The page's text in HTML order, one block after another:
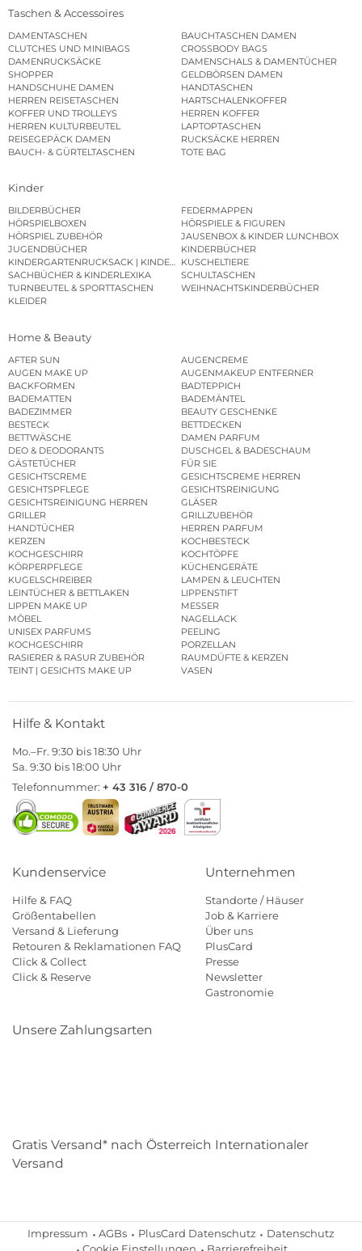
Taschen & Accessoires
DAMENTASCHEN
BAUCHTASCHEN DAMEN
CLUTCHES UND MINIBAGS
CROSSBODY BAGS
DAMENRUCKSÄCKE
DAMENSCHALS & DAMENTÜCHER
SHOPPER
GELDBÖRSEN DAMEN
HANDSCHUHE DAMEN
HANDTASCHEN
HERREN REISETASCHEN
HARTSCHALENKOFFER
KOFFER UND TROLLEYS
HERREN KOFFER
HERREN KULTURBEUTEL
LAPTOPTASCHEN
REISEGEPÄCK DAMEN
RUCKSÄCKE HERREN
BAUCH- & GÜRTELTASCHEN
TOTE BAG
Kinder
BILDERBÜCHER
FEDERMAPPEN
HÖRSPIELBOXEN
HÖRSPIELE & FIGUREN
HÖRSPIEL ZUBEHÖR
JAUSENBOX & KINDER LUNCHBOX
JUGENDBÜCHER
KINDERBÜCHER
KINDERGARTENRUCKSACK | KINDERGARTENBEUTEL
KUSCHELTIERE
SACHBÜCHER & KINDERLEXIKA
SCHULTASCHEN
TURNBEUTEL & SPORTTASCHEN
WEIHNACHTSKINDERBÜCHER
KLEIDER
Home & Beauty
AFTER SUN
AUGENCREME
AUGEN MAKE UP
AUGENMAKEUP ENTFERNER
BACKFORMEN
BADTEPPICH
BADEMATTEN
BADEMÄNTEL
BADEZIMMER
BEAUTY GESCHENKE
BESTECK
BETTDECKEN
BETTWÄSCHE
DAMEN PARFUM
DEO & DEODORANTS
DUSCHGEL & BADESCHAUM
GÄSTETÜCHER
FÜR SIE
GESICHTSCREME
GESICHTSCREME HERREN
GESICHTSPFLEGE
GESICHTSREINIGUNG
GESICHTSREINIGUNG HERREN
GLÄSER
GRILLER
GRILLZUBEHÖR
HANDTÜCHER
HERREN PARFUM
KERZEN
KOCHBESTECK
KOCHGESCHIRR
KOCHTÖPFE
KÖRPERPFLEGE
KÜCHENGERÄTE
KUGELSCHREIBER
LAMPEN & LEUCHTEN
LEINTÜCHER & BETTLAKEN
LIPPENSTIFT
LIPPEN MAKE UP
MESSER
MÖBEL
NAGELLACK
UNISEX PARFUMS
PEELING
KOCHGESCHIRR
PORZELLAN
RASIERER & RASUR ZUBEHÖR
RAUMDÜFTE & KERZEN
TEINT | GESICHTS MAKE UP
VASEN
Hilfe & Kontakt
Mo.–Fr. 9:30 bis 18:30 Uhr
Sa. 9:30 bis 18:00 Uhr
Telefonnummer: + 43 316 / 870-0
Kundenservice
Hilfe & FAQ
Größentabellen
Versand & Lieferung
Retouren & Reklamationen FAQ
Click & Collect
Click & Reserve
Unternehmen
Standorte / Häuser
Job & Karriere
Über uns
PlusCard
Presse
Newsletter
Gastronomie
Unsere Zahlungsarten
Gratis Versand* nach Österreich Internationaler
Versand
Impressum AGBs PlusCard Datenschutz
Datenschutz